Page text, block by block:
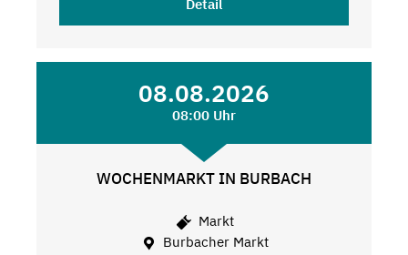
Detail
08.08.2026
08:00 Uhr
WOCHENMARKT IN BURBACH
Markt
Burbacher Markt